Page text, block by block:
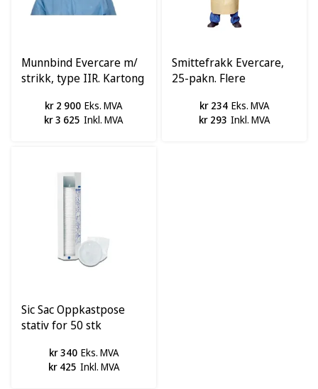
Munnbind Evercare m/
strikk, type IIR. Kartong
kr 2 900 Eks. MVA
kr 3 625 Inkl. MVA
Smittefrakk Evercare,
25-pakn. Flere
kr 234 Eks. MVA
kr 293 Inkl. MVA
Sic Sac Oppkastpose
stativ for 50 stk
kr 340 Eks. MVA
kr 425 Inkl. MVA